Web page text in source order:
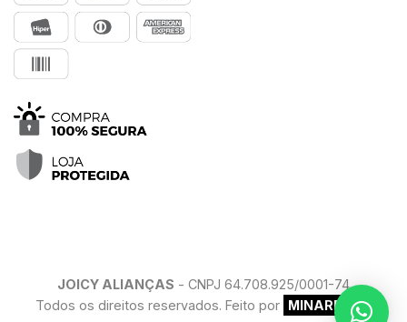
JOICY ALIANÇAS - CNPJ 64.708.925/0001-74
Todos os direitos reservados. Feito por MINARELLO